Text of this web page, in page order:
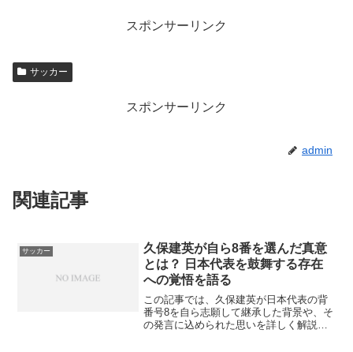
スポンサーリンク
サッカー
スポンサーリンク
admin
関連記事
サッカー
久保建英が自ら8番を選んだ真意
とは？ 日本代表を鼓舞する存在
への覚悟を語る
この記事では、久保建英が日本代表の背
番号8を自ら志願して継承した背景や、そ
の発言に込められた思いを詳しく解説し